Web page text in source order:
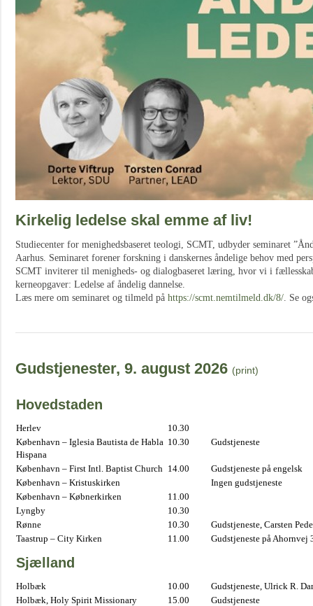
Kirkelig ledelse skal emme af liv!
Studiecenter for menighedsbaseret teologi, SCMT, udbyder seminaret
Aarhus. Seminaret forener forskning i danskernes åndelige behov med
SCMT inviterer til menigheds- og dialogbaseret læring, hvor vi i
kerneopgaver: Ledelse af åndelig dannelse.
Læs mere om seminaret og tilmeld på https://scmt.nemtilmeld.dk/8/. Se
Gudstjenester, 9. august 2026 (print)
Hovedstaden
Herlev
10.30
København – Iglesia Bautista de Habla
Hispana
10.30 Gudstjeneste
København – First Intl. Baptist Church 14.00
Gudstjeneste på engelsk
København – Kristuskirken
Ingen gudstjeneste
København – Købnerkirken
11.00
Lyngby
10.30
Rønne
10.30
Gudstjeneste, Carsten
Taastrup – City Kirken
11.00 Gudstjeneste på Ahornvej
Sjælland
Holbæk 10.00
Gudstjeneste, Ulrick R.
Holbæk, Holy Spirit Missionary
15.00 Gudstjeneste